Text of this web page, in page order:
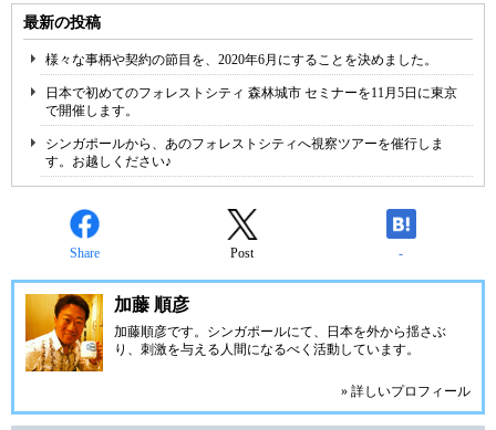
最新の投稿
様々な事柄や契約の節目を、2020年6月にすることを決めました。
日本で初めてのフォレストシティ 森林城市 セミナーを11月5日に東京
で開催します。
シンガポールから、あのフォレストシティへ視察ツアーを催行しま
す。お越しください♪
Share Post -
加藤 順彦
加藤順彦です。シンガポールにて、日本を外から揺さぶ
り、刺激を与える人間になるべく活動しています。
» 詳しいプロフィール